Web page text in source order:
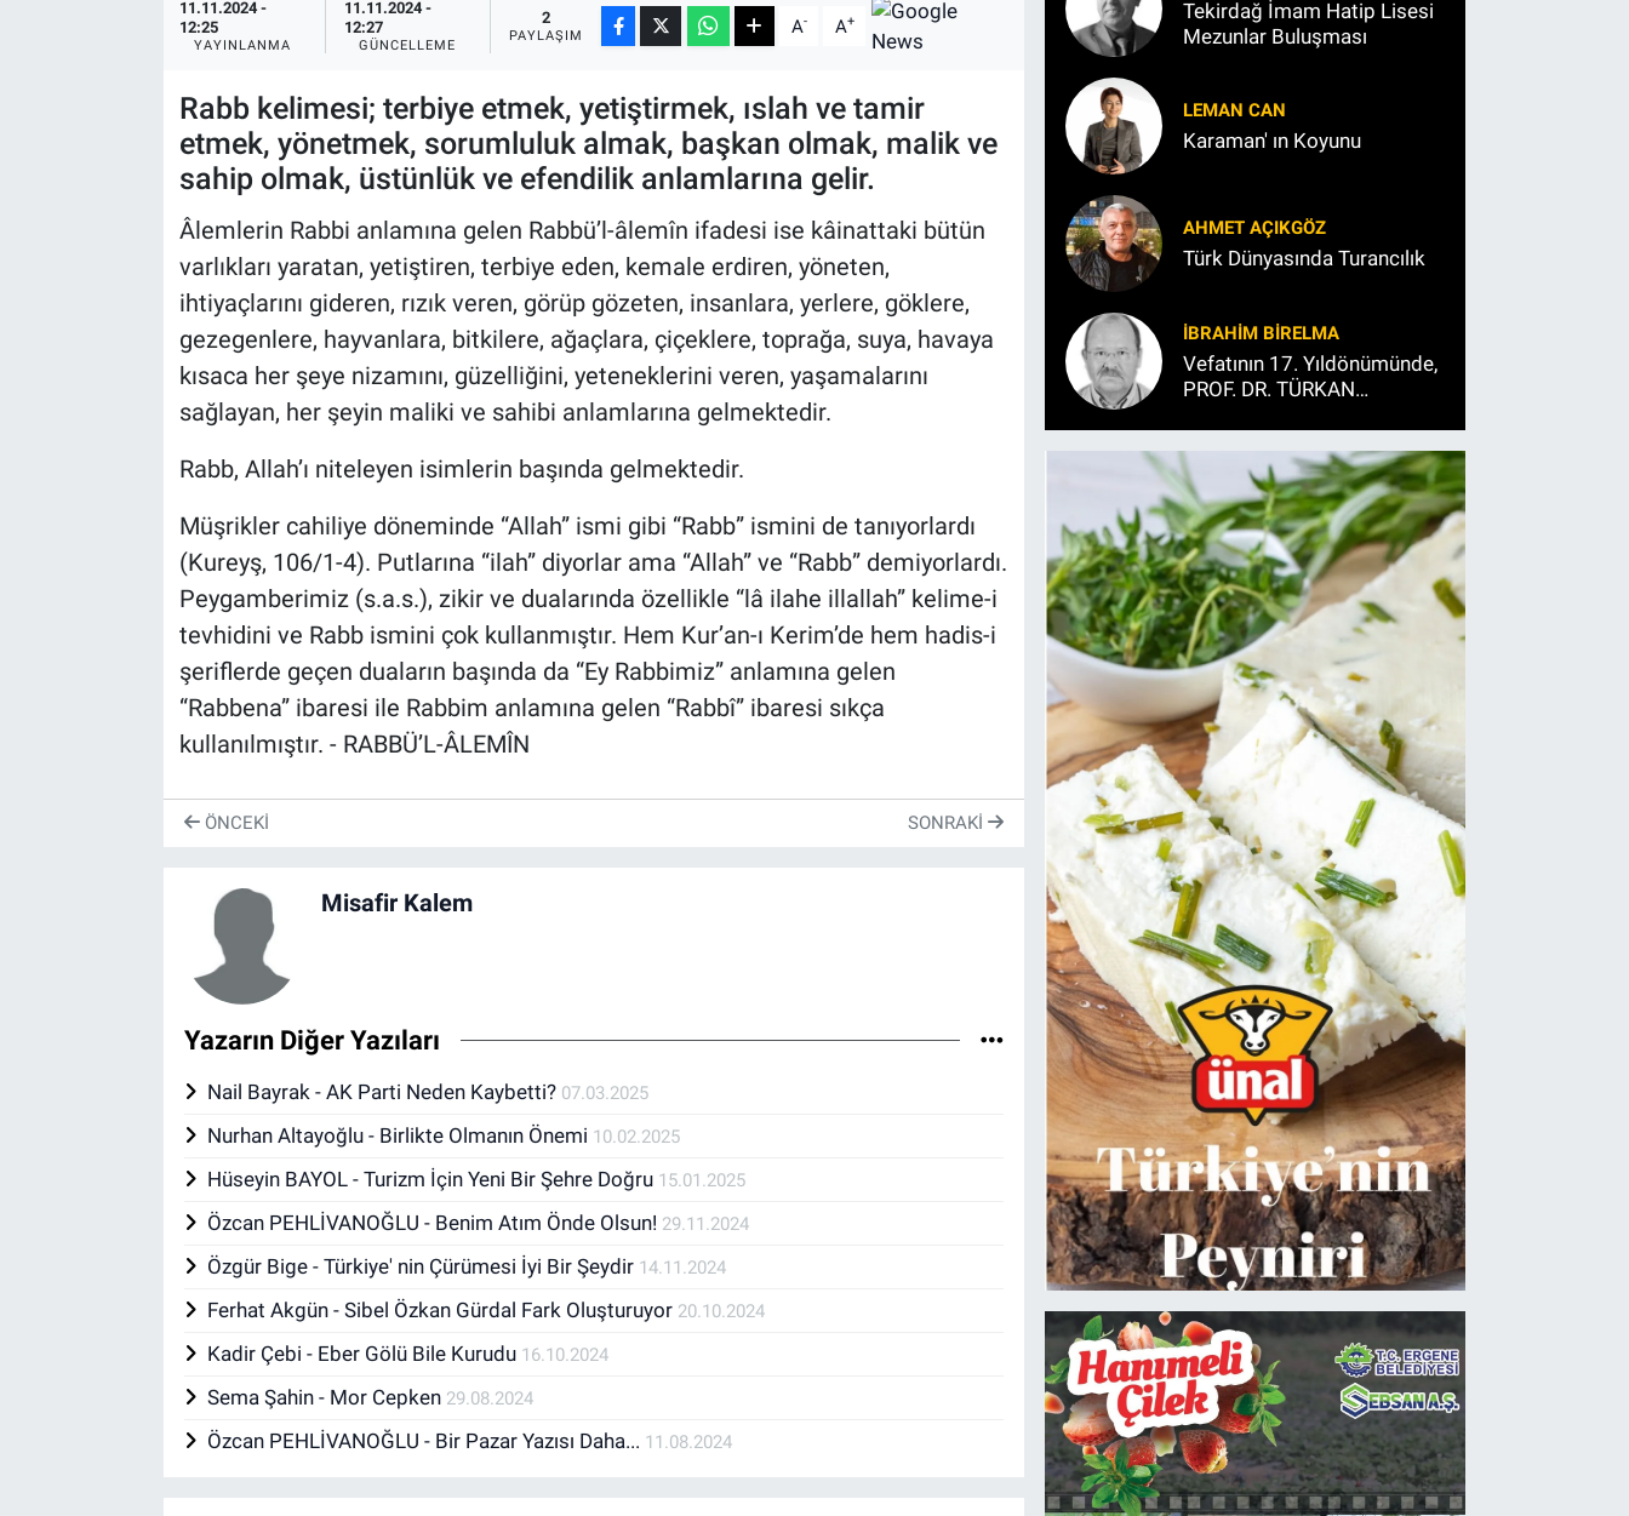
11.11.2024 -
12:25
YAYINLANMA
11.11.2024 -
12:27
GÜNCELLEME
2
PAYLAŞIM A- A+
Rabb kelimesi; terbiye etmek, yetiştirmek, ıslah ve tamir
etmek, yönetmek, sorumluluk almak, başkan olmak, malik ve
sahip olmak, üstünlük ve efendilik anlamlarına gelir.
Âlemlerin Rabbi anlamına gelen Rabbü’l-âlemîn ifadesi ise kâinattaki bütün
varlıkları yaratan, yetiştiren, terbiye eden, kemale erdiren, yöneten,
ihtiyaçlarını gideren, rızık veren, görüp gözeten, insanlara, yerlere, göklere,
gezegenlere, hayvanlara, bitkilere, ağaçlara, çiçeklere, toprağa, suya, havaya
kısaca her şeye nizamını, güzelliğini, yeteneklerini veren, yaşamalarını
sağlayan, her şeyin maliki ve sahibi anlamlarına gelmektedir.
Rabb, Allah’ı niteleyen isimlerin başında gelmektedir.
Müşrikler cahiliye döneminde “Allah” ismi gibi “Rabb” ismini de tanıyorlardı
(Kureyş, 106/1-4). Putlarına “ilah” diyorlar ama “Allah” ve “Rabb” demiyorlardı.
Peygamberimiz (s.a.s.), zikir ve dualarında özellikle “lâ ilahe illallah” kelime-i
tevhidini ve Rabb ismini çok kullanmıştır. Hem Kur’an-ı Kerim’de hem hadis-i
şeriflerde geçen duaların başında da “Ey Rabbimiz” anlamına gelen
“Rabbena” ibaresi ile Rabbim anlamına gelen “Rabbî” ibaresi sıkça
kullanılmıştır. - RABBÜ’L-ÂLEMÎN
ÖNCEKI SONRAKI
Misafir Kalem
Yazarın Diğer Yazıları
Nail Bayrak - AK Parti Neden Kaybetti? 07.03.2025
Nurhan Altayoğlu - Birlikte Olmanın Önemi 10.02.2025
Hüseyin BAYOL - Turizm İçin Yeni Bir Şehre Doğru 15.01.2025
Özcan PEHLİVANOĞLU - Benim Atım Önde Olsun! 29.11.2024
Özgür Bige - Türkiye' nin Çürümesi İyi Bir Şeydir 14.11.2024
Ferhat Akgün - Sibel Özkan Gürdal Fark Oluşturuyor 20.10.2024
Kadir Çebi - Eber Gölü Bile Kurudu 16.10.2024
Sema Şahin - Mor Cepken 29.08.2024
Özcan PEHLİVANOĞLU - Bir Pazar Yazısı Daha... 11.08.2024
Tekirdağ İmam Hatip Lisesi
Mezunlar Buluşması
LEMAN CAN
Karaman' ın Koyunu
AHMET AÇIKGÖZ
Türk Dünyasında Turancılık
İBRAHIM BİRELMA
Vefatının 17. Yıldönümünde,
PROF. DR. TÜRKAN